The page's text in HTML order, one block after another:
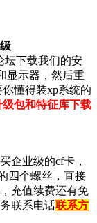
坛下载我们的安
显示器，然后重
懂得装xp系统的
级包和特征库下载
企业级的cf卡，
四个螺丝，直接
充值续费还有免
联系电话联系方